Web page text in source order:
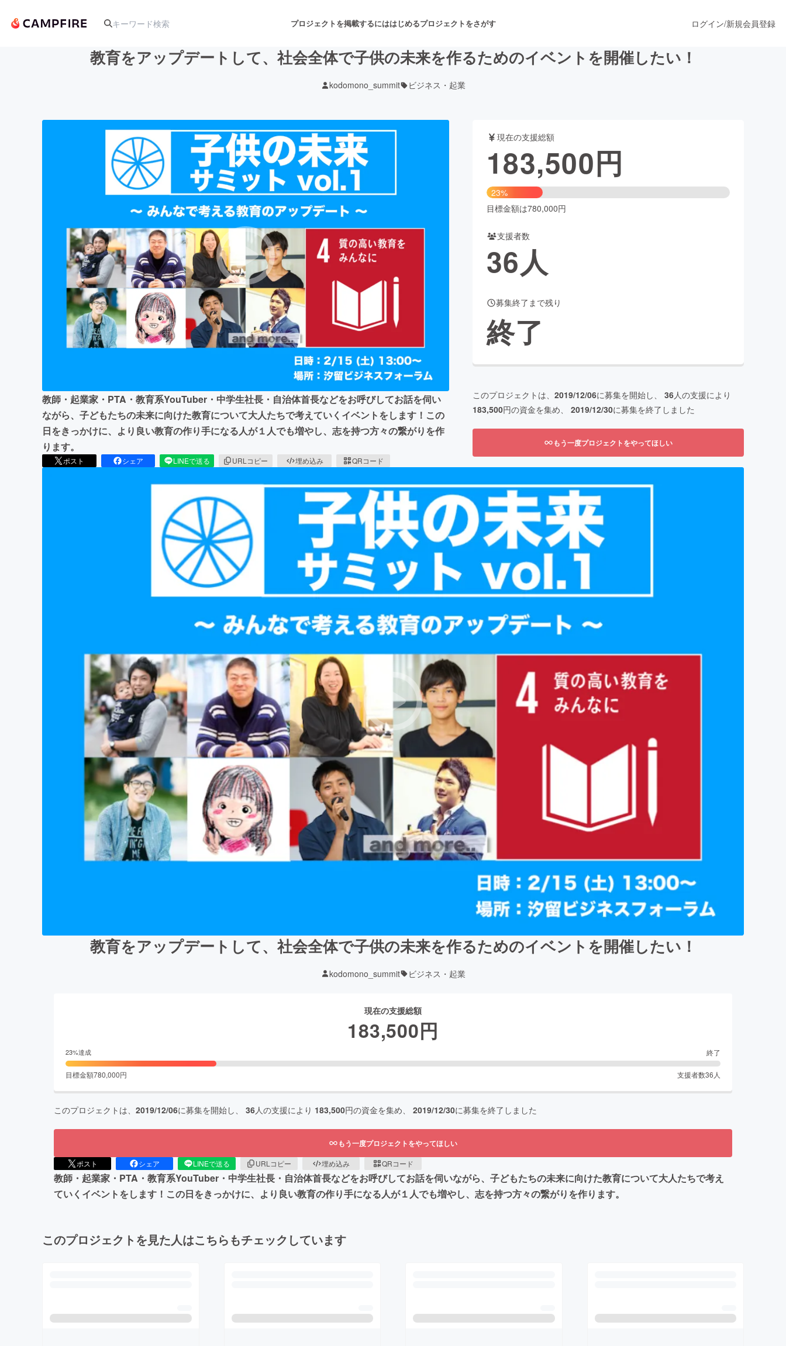
プロジェクトを掲載するにははじめるプロジェクトをさがす
アート・写真 音楽 舞台・パフォーマンス
テクノロジー・ガジェット ゲーム・サービス開発 ファッション
映像・映画 書籍・雑誌出版
ビジネス・起業 チャレンジ ビューティー・ヘルスケア
まちづくり・地域活性化
CAMPFIRE for Social Good
CAMPFIREふるさと納税machi-ya
ログイン/新規会員登録
教育をアップデートして、社会全体で子供の未来を作るためのイベントを開催したい！
kodomono_summit ビジネス・起業
教師・起業家・PTA・教育系YouTuber・中学生社長・自治体首長などをお呼びしてお話を伺い
ながら、子どもたちの未来に向けた教育について大人たちで考えていくイベントをします！この
日をきっかけに、より良い教育の作り手になる人が１人でも増やし、志を持つ方々の繋がりを作
ります。
ポスト シェア LINEで送る URLコピー 埋め込み QRコード
現在の支援総額
183,500円
23%
目標金額は780,000円
支援者数
36人
募集終了まで残り
終了
このプロジェクトは、 2019/12/06に募集を開始し、 36人の支援により
183,500円の資金を集め、 2019/12/30に募集を終了しました
もう一度プロジェクトをやってほしい
教育をアップデートして、社会全体で子供の未来を作るためのイベントを開催したい！
kodomono_summit ビジネス・起業
現在の支援総額
183,500円
23%達成 終了
目標金額780,000円 支援者数36 人
このプロジェクトは、 2019/12/06に募集を開始し、 36人の支援により 183,500円の資金を集め、 2019/12/30に募集を終了しました
もう一度プロジェクトをやってほしい
ポスト シェア LINEで送る URLコピー 埋め込み QRコード
教師・起業家・PTA・教育系YouTuber・中学生社長・自治体首長などをお呼びしてお話を伺いながら、子どもたちの未来に向けた教育について大人たちで考え
ていくイベントをします！この日をきっかけに、より良い教育の作り手になる人が１人でも増やし、志を持つ方々の繋がりを作ります。
このプロジェクトを見た人はこちらもチェックしています